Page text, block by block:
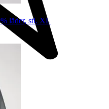
läder, stl. XL